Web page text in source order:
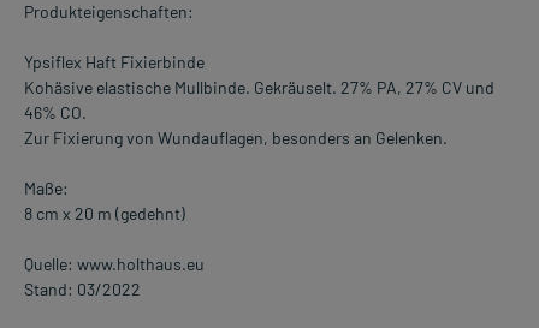
Produkteigenschaften:
Ypsiflex Haft Fixierbinde
Kohäsive elastische Mullbinde. Gekräuselt. 27% PA, 27% CV und
46% CO.
Zur Fixierung von Wundauflagen, besonders an Gelenken.
Maße:
8 cm x 20 m (gedehnt)
Quelle: www.holthaus.eu
Stand: 03/2022